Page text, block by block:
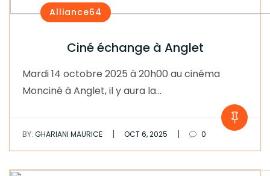
Alliance64
Ciné échange à Anglet
Mardi 14 octobre 2025 à 20h00 au cinéma
Monciné à Anglet, il y aura la…
BY: GHARIANI MAURICE | OCT 6, 2025 | 0